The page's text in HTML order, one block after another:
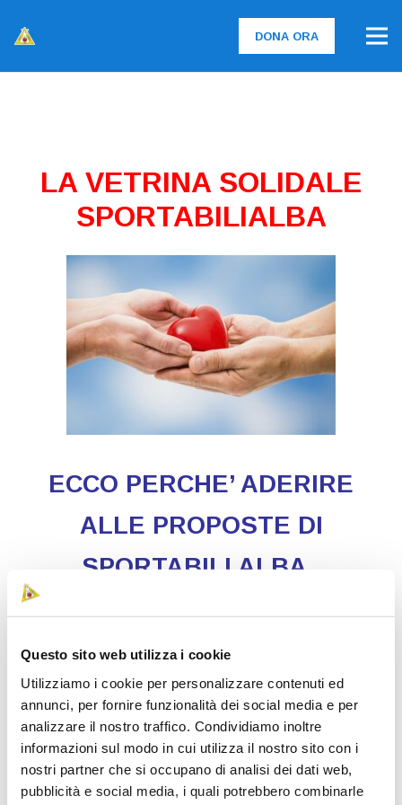
Questo sito web utilizza i cookie
Utilizziamo i cookie per personalizzare contenuti ed
annunci, per fornire funzionalità dei social media e per
analizzare il nostro traffico. Condividiamo inoltre
informazioni sul modo in cui utilizza il nostro sito con i
nostri partner che si occupano di analisi dei dati web,
pubblicità e social media, i quali potrebbero combinarle
DONA ORA
LA VETRINA SOLIDALE
SPORTABILIALBA
ECCO PERCHE’ ADERIRE
ALLE PROPOSTE DI
SPORTABILI ALBA .
SportABILI Albaè convinta che l’attività sportiva
contribuisca alla crescita personale e sociale delle
crescita dell’autostima, all’integrazione sociale e alla
crescita dell’autonomia dei ragazzi.
SportABILI Alba
può perseguire il proprio progetto e
garantire la proposta e l ‘organizzazione delle diverse